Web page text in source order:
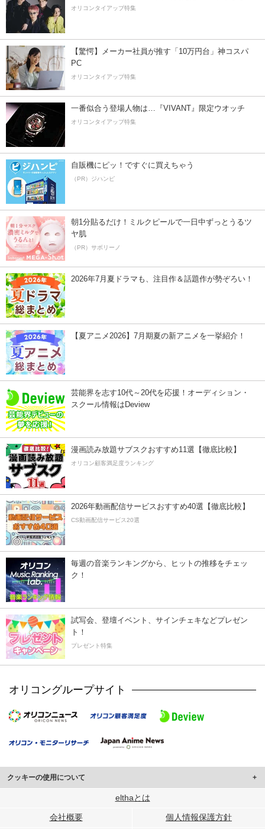
オリコンタイアップ特集
【驚愕】メーカー社員が推す「10万円台」神コスパ
PC
オリコンタイアップ特集
一番似合う登場人物は…『VIVANT』限定ウオッチ
オリコンタイアップ特集
自販機にピッ！ですぐに買えちゃう
（PR）ジハンピ
朝1分貼るだけ！ミルクピールで一日中ずっとうるツ
ヤ肌
（PR）サボリーノ
2026年7月夏ドラマも、注目作＆話題作が勢ぞろい！
【夏アニメ2026】7月期夏の新アニメを一挙紹介！
芸能界を志す10代～20代を応援！オーディション・
スクール情報はDeview
漫画読み放題サブスクおすすめ11選【徹底比較】
オリコン顧客満足度ランキング
2026年動画配信サービスおすすめ40選【徹底比較】
CS動画配信サービス20選
毎週の音楽ランキングから、ヒットの推移をチェッ
ク！
試写会、登壇イベント、サインチェキなどプレゼン
ト！
プレゼント特集
オリコングループサイト
クッキーの使用について
このサイトでは Cookie を使用して、ユーザーに合わせたコンテンツや広告の
行っています。
elthaとは
会社概要 個人情報保護方針